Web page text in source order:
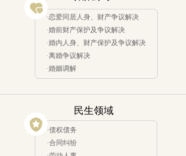
·恋爱同居人身、财产争议解决
·婚前财产保护及争议解决
·婚内人身、财产保护及争议解决
·离婚争议解决
·婚姻调解
民生领域
·债权债务
·合同纠纷